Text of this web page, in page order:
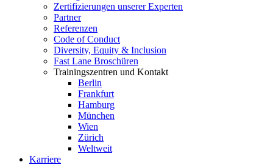
Zertifizierungen unserer Experten
Partner
Referenzen
Code of Conduct
Diversity, Equity & Inclusion
Fast Lane Broschüren
Trainingszentren und Kontakt
Berlin
Frankfurt
Hamburg
München
Wien
Zürich
Weltweit
Karriere